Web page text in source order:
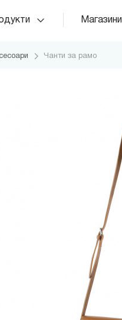
Магазини
Чанти за рамо